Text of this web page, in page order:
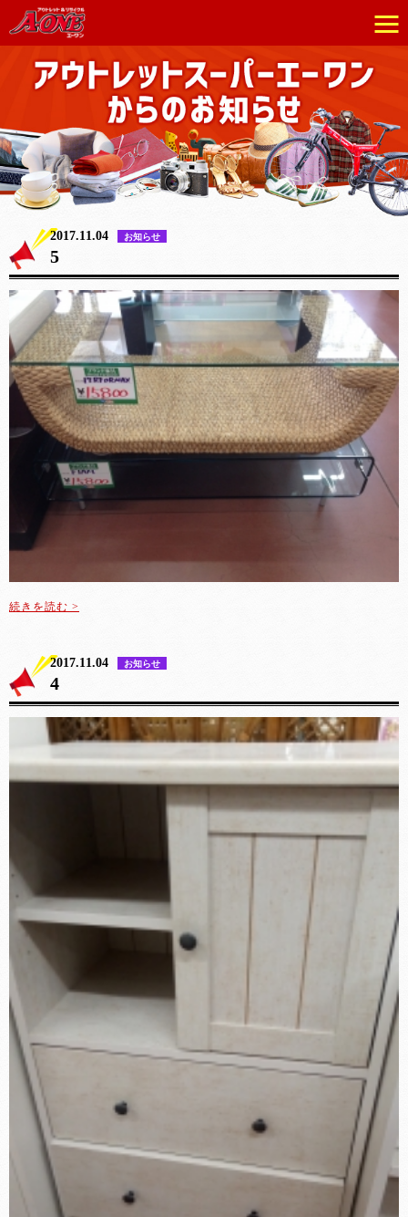
2017.11.04 お知らせ
5
続きを読む >
2017.11.04 お知らせ
4